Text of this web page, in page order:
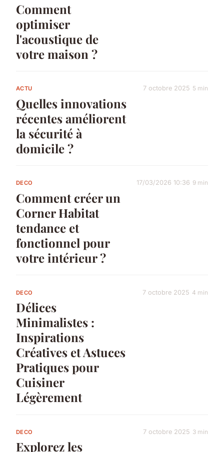
Comment
optimiser
l'acoustique de
votre maison ?
ACTU
Quelles innovations
récentes améliorent
la sécurité à
domicile ?
7 octobre 2025 5 min
DECO
Comment créer un
Corner Habitat
tendance et
fonctionnel pour
votre intérieur ?
17/03/2026 10:36 9 min
DECO
Délices
Minimalistes :
Inspirations
Créatives et Astuces
Pratiques pour
Cuisiner
Légèrement
7 octobre 2025 4 min
DECO
Explorez les
7 octobre 2025 3 min